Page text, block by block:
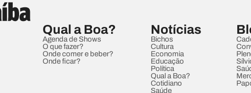
Qual a Boa?
Agenda de Shows
O que fazer?
Onde comer e beber?
Onde ficar?
Notícias
Bichos
Cultura
Economia
Educação
Política
Qual a Boa?
Cotidiano
Saúde